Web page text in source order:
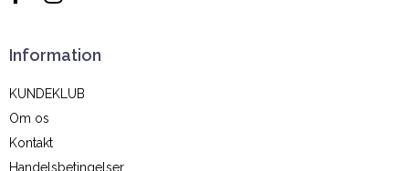
Information
KUNDEKLUB
Om os
Kontakt
Handelsbetingelser